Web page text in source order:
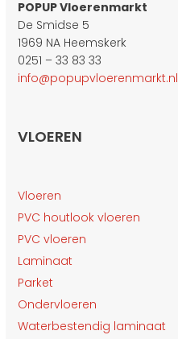
POPUP Vloerenmarkt
De Smidse 5
1969 NA Heemskerk
0251 – 33 83 33
info@popupvloerenmarkt.nl
VLOEREN
Vloeren
PVC houtlook vloeren
PVC vloeren
Laminaat
Parket
Ondervloeren
Waterbestendig laminaat